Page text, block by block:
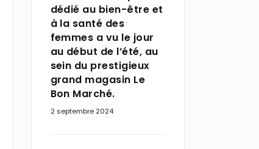
dédié au bien-être et
à la santé des
femmes a vu le jour
au début de l’été, au
sein du prestigieux
grand magasin Le
Bon Marché.
2 septembre 2024